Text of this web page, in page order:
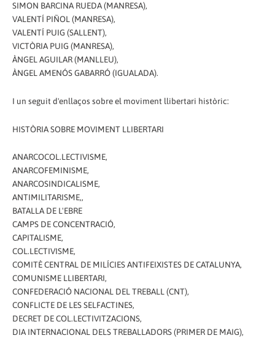
SIMON BARCINA RUEDA (MANRESA),
VALENTÍ PIÑOL (MANRESA),
VALENTÍ PUIG (SALLENT),
VICTÒRIA PUIG (MANRESA),
ÀNGEL AGUILAR (MANLLEU),
ÀNGEL AMENÓS GABARRÓ (IGUALADA).
I un seguit d'enllaços sobre el moviment llibertari històric:
HISTÒRIA SOBRE MOVIMENT LLIBERTARI
ANARCOCOL.LECTIVISME,
ANARCOFEMINISME,
ANARCOSINDICALISME,
ANTIMILITARISME,,
BATALLA DE L'EBRE
CAMPS DE CONCENTRACIÓ,
CAPITALISME,
COL.LECTIVISME,
COMITÈ CENTRAL DE MILÍCIES ANTIFEIXISTES DE CATALUNYA,
COMUNISME LLIBERTARI,
CONFEDERACIÓ NACIONAL DEL TREBALL (CNT),
CONFLICTE DE LES SELFACTINES,
DECRET DE COL.LECTIVITZACIONS,
DIA INTERNACIONAL DELS TREBALLADORS (PRIMER DE MAIG),